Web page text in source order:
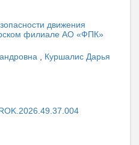
движения
филиале АО «ФПК»
Куршалис Дарья